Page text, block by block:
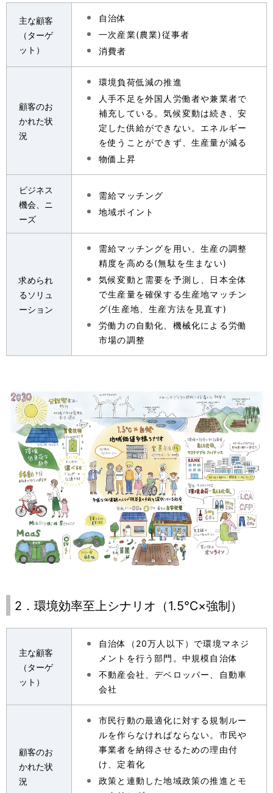
主な顧客
（ターゲ
ット）
自治体
一次産業(農業)従事者
消費者
顧客のお
かれた状
況
環境負荷低減の推進
人手不足を外国人労働者や兼業者で
補充している。気候変動は続き、安
定した供給ができない。エネルギー
を使うことができず、生産量が減る
物価上昇
ビジネス
機会、ニ
ーズ
需給マッチング
地域ポイント
求められ
るソリュ
ーション
需給マッチングを用い、生産の調整
精度を高める(無駄を生まない)
気候変動と需要を予測し、日本全体
で生産量を確保する生産地マッチン
グ(生産地、生産方法を見直す)
労働力の自動化、機械化による労働
市場の調整
2．環境効率至上シナリオ（1.5℃×強制）
主な顧客
（ターゲ
ット）
自治体（20万人以下）で環境マネジ
メントを行う部門。中規模自治体
不動産会社、デベロッパー、自動車
会社
顧客のお
かれた状
況
市民行動の最適化に対する規制ルー
ルを作らなければならない。市民や
事業者を納得させるための理由付
け、定着化
政策と連動した地域政策の推進とモ